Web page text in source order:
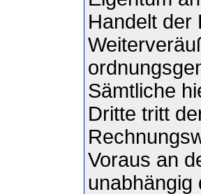
Handelt der
Sämtliche
Dritte tritt
Voraus an
unabhängig